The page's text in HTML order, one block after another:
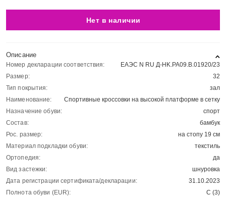
Нет в наличии
Описание
Номер декларации соответствия:
ЕАЭС N RU Д-HK.РА09.В.01920/23
Размер:
32
Тип покрытия:
зал
Наименование:
Спортивные кроссовки на высокой платформе в сетку
Назначение обуви:
спорт
Состав:
бамбук
Рос. размер:
на стопу 19 см
Материал подкладки обуви:
текстиль
Ортопедия:
да
Вид застежки:
шнуровка
Дата регистрации сертификата/декларации:
31.10.2023
Полнота обуви (EUR):
С (3)